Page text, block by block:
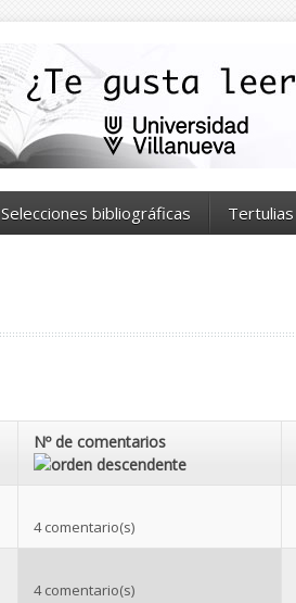
Selecciones bibliográficas Tertulias
Nº de comentarios
4 comentario(s)
4 comentario(s)